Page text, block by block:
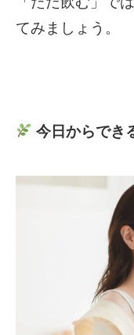
てみましょう。
今日からでき